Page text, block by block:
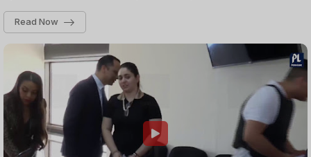
Read Now